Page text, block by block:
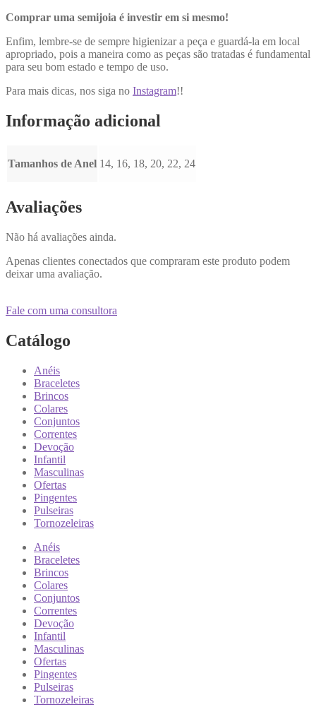
Comprar uma semijoia é investir em si mesmo!
Enfim, lembre-se de sempre higienizar a peça e guardá-la em local
apropriado, pois a maneira como as peças são tratadas é fundamental
para seu bom estado e tempo de uso.
Para mais dicas, nos siga no Instagram!!
Informação adicional
Tamanhos de Anel 14, 16, 18, 20, 22, 24
Avaliações
Não há avaliações ainda.
Apenas clientes conectados que compraram este produto podem
deixar uma avaliação.
Fale com uma consultora
Catálogo
Anéis
Braceletes
Brincos
Colares
Conjuntos
Correntes
Devoção
Infantil
Masculinas
Ofertas
Pingentes
Pulseiras
Tornozeleiras
Anéis
Braceletes
Brincos
Colares
Conjuntos
Correntes
Devoção
Infantil
Masculinas
Ofertas
Pingentes
Pulseiras
Tornozeleiras